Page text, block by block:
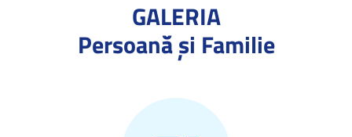
GALERIA
Persoană și Familie